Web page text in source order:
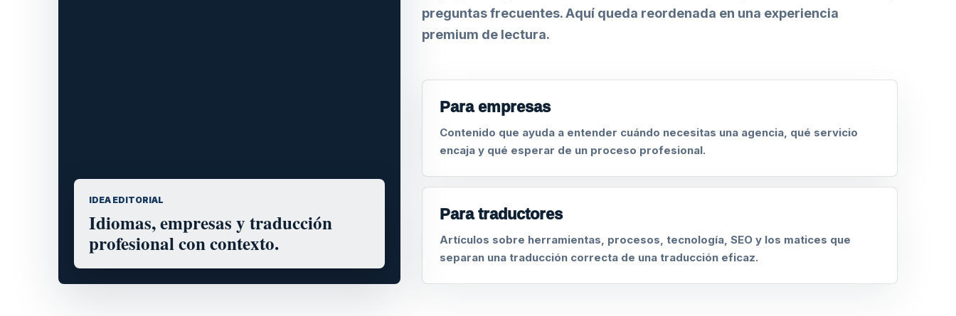
IDEA EDITORIAL
Idiomas, empresas y traducción
profesional con contexto.
preguntas frecuentes. Aquí queda reordenada en una experiencia
premium de lectura.
Para empresas
Contenido que ayuda a entender cuándo necesitas una agencia, qué servicio
encaja y qué esperar de un proceso profesional.
Para traductores
Artículos sobre herramientas, procesos, tecnología, SEO y los matices que
separan una traducción correcta de una traducción eficaz.